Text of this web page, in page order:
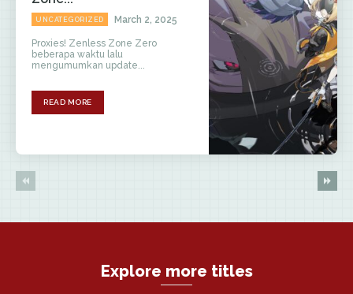
UNCATEGORIZED March 2, 2025
Proxies! Zenless Zone Zero
beberapa waktu lalu
mengumumkan update...
READ MORE
Explore more titles